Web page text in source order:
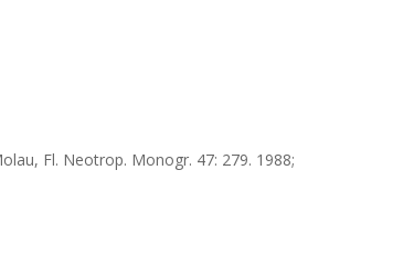
Fl. Neotrop. Monogr. 47: 279. 1988;